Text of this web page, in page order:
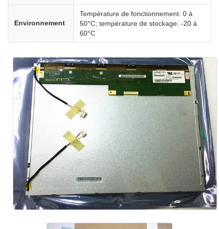
Environnement
Température de fonctionnement: 0 à
50°C; température de stockage: -20 à
60°C